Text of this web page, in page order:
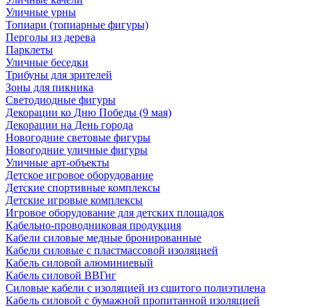
Уличные урны
Топиари (топиарные фигуры)
Перголы из дерева
Парклеты
Уличные беседки
Трибуны для зрителей
Зоны для пикника
Светодиодные фигуры
Декорации ко Дню Победы (9 мая)
Декорации на День города
Новогодние световые фигуры
Новогодние уличные фигуры
Уличные арт-объекты
Детское игровое оборудование
Детские спортивные комплексы
Детские игровые комплексы
Игровое оборудование для детских площадок
Кабельно-проводниковая продукция
Кабели силовые медные бронированные
Кабели силовые с пластмассовой изоляцией
Кабель силовой алюминиевый
Кабель силовой ВВГнг
Силовые кабели с изоляцией из сшитого полиэтилена
Кабель силовой с бумажной пропитанной изоляцией